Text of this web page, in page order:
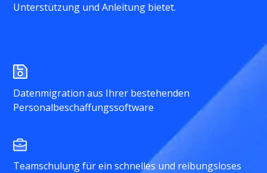
Unterstützung und Anleitung bietet.
Datenmigration aus Ihrer bestehenden
Personalbeschaffungssoftware
Teamschulung für ein schnelles und reibungsloses